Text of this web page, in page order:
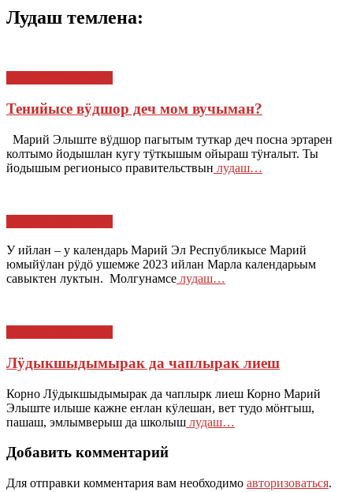
Лудаш темлена:
Тенийысе вӱдшор деч мом вучыман?
Марий Элыште вӱдшор пагытым туткар деч посна эртарен
колтымо йодышлан кугу тӱткышым ойыраш тӱҥалыт. Ты
йодышым регионысо правительствын лудаш…
У ийлан – у календарь Марий Эл Республикысе Марий
юмыйӱлан рӱдӧ ушемже 2023 ийлан Марла календарьым
савыктен луктын. Молгунамсе лудаш…
Лӱдыкшыдымырак да чаплырак лиеш
Корно Лӱдыкшыдымырак да чаплырк лиеш Корно Марий
Элыште илыше кажне еҥлан кӱлешан, вет тудо мӧҥгыш,
пашаш, эмлымверыш да школыш лудаш…
Добавить комментарий
Для отправки комментария вам необходимо авторизоваться.